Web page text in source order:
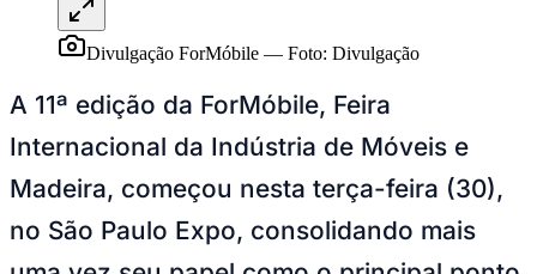
Divulgação ForMóbile — Foto: Divulgação
A 11ª edição da ForMóbile, Feira
Internacional da Indústria de Móveis e
Madeira, começou nesta terça-feira (30),
no São Paulo Expo, consolidando mais